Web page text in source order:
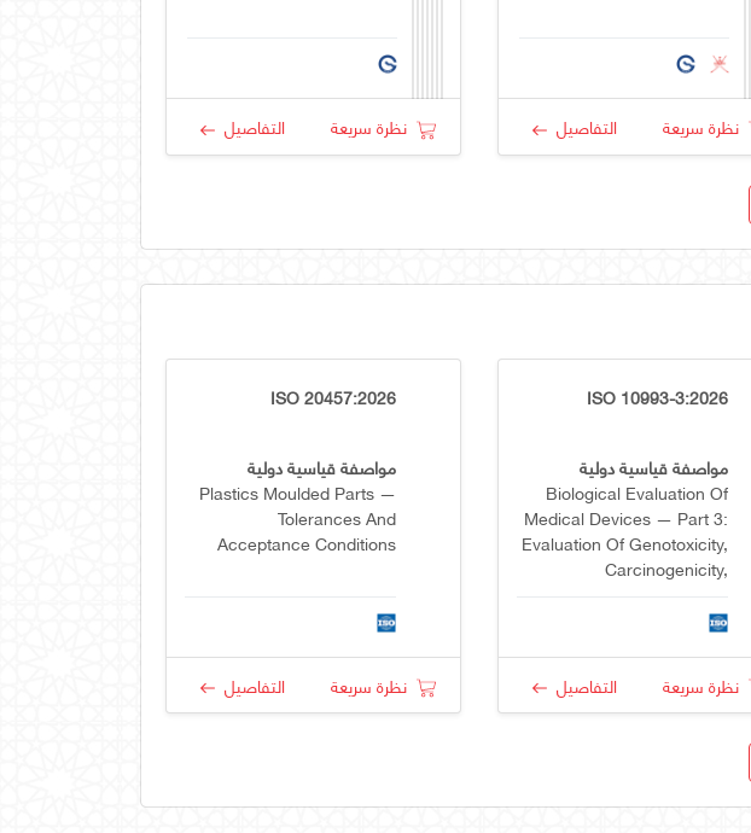
نظرة سريعة التفاصيل نظرة سريعة التفاصيل
ISO 10993-3:2026
مواصفة قياسية دولية
Biological Evaluation Of
Medical Devices — Part 3:
Evaluation Of Genotoxicity,
Carcinogenicity,
Developmental Toxicity
نظرة سريعة التفاصيل
ISO 20457:2026
مواصفة قياسية دولية
Plastics Moulded Parts —
Tolerances And
Acceptance Conditions
نظرة سريعة التفاصيل